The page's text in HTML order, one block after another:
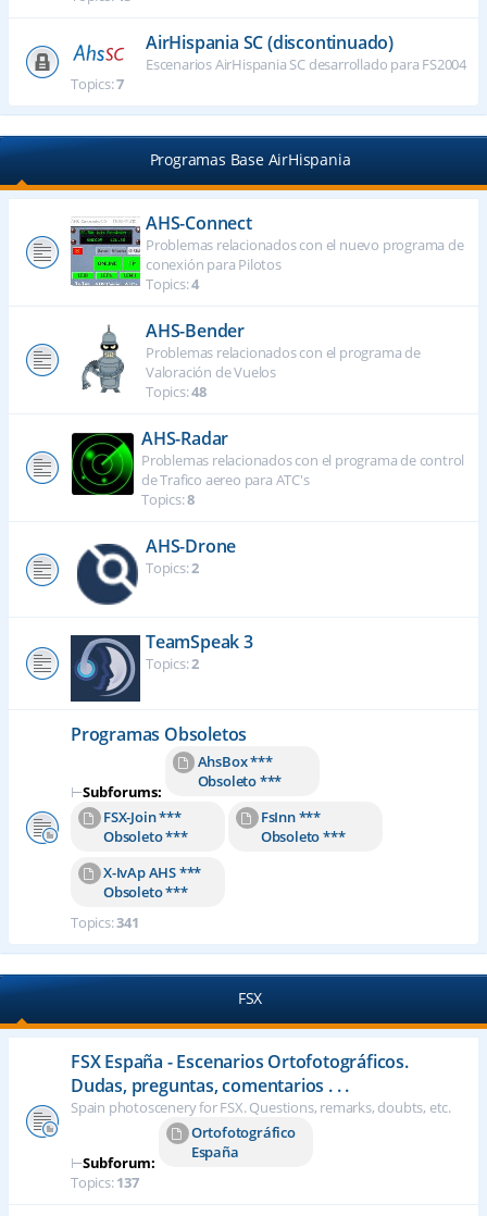
AirHispania SC (discontinuado)
Escenarios AirHispania SC desarrollado para FS2004
Topics:7
Programas Base AirHispania
AHS-Connect
Problemas relacionados con el nuevo programa de
conexión para Pilotos
Topics:4
AHS-Bender
Problemas relacionados con el programa de
Valoración de Vuelos
Topics:48
AHS-Radar
Problemas relacionados con el programa de control
de Trafico aereo para ATC's
Topics:8
AHS-Drone
Topics:2
TeamSpeak 3
Topics:2
Programas Obsoletos
⊢Subforums:
AhsBox ***
Obsoleto ***
FSX-Join ***
Obsoleto ***
FsInn ***
Obsoleto ***
X-IvAp AHS ***
Obsoleto ***
Topics:341
FSX
FSX España - Escenarios Ortofotográficos.
Dudas, preguntas, comentarios . . .
Spain photoscenery for FSX. Questions, remarks, doubts, etc.
⊢Subforum:
Ortofotográfico
España
Topics:137